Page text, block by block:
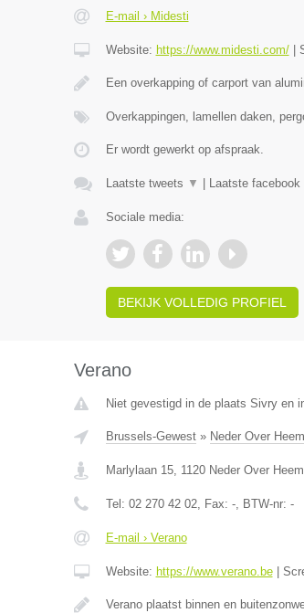
E-mail › Midesti
Website: https://www.midesti.com/|
Een overkapping of carport van
Overkappingen, lamellen daken,
Er wordt gewerkt op afspraak.
Laatste tweets ▼ Laatste facebook
Sociale media:
BEKIJK VOLLEDIG PROFIEL
Verano
Niet gevestigd in de plaats Sivry en
Brussels-Gewest» Neder Over
Marlylaan 15, 1120 Neder Over
Tel: 02 270 42 02, Fax: -, BTW-nr: -
E-mail › Verano
Website: https://www.verano.be|
Verano plaatst binnen en